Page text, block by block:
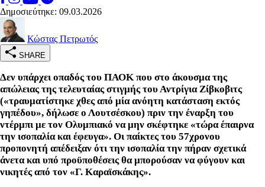
Δημοσιεύτηκε: 09.03.2026
Κώστας Πετρωτός
SHARE
Δεν υπάρχει οπαδός του ΠΑΟΚ που στο άκουσμα της
απώλειας της τελευταίας στιγμής του Αντρίγια Ζίβκοβιτς
(«τραυματίστηκε χθες από μία ανόητη κατάσταση εκτός
γηπέδου», δήλωσε ο Λουτσέσκου) πριν την έναρξη του
ντέρμπι με τον Ολυμπιακό να μην σκέφτηκε «τώρα έπαιρνα
την ισοπαλία και έφευγα». Οι παίκτες του 57χρονου
προπονητή απέδειξαν ότι την ισοπαλία την πήραν σχετικά
άνετα και υπό προϋποθέσεις θα μπορούσαν να φύγουν και
νικητές από τον «Γ. Καραϊσκάκης».